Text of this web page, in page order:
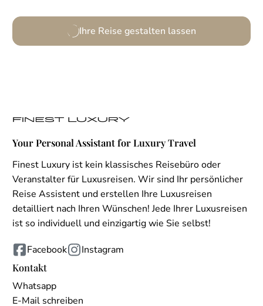
Ihre Reise gestalten lassen
Your Personal Assistant for Luxury Travel
Finest Luxury ist kein klassisches Reisebüro oder
Veranstalter für Luxusreisen. Wir sind Ihr persönlicher
Reise Assistent und erstellen Ihre Luxusreisen
detailliert nach Ihren Wünschen! Jede Ihrer Luxusreisen
ist so individuell und einzigartig wie Sie selbst!
Facebook
Instagram
Kontakt
Whatsapp
E-Mail schreiben